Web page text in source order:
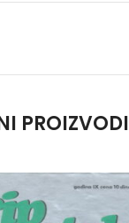
PROIZVODI